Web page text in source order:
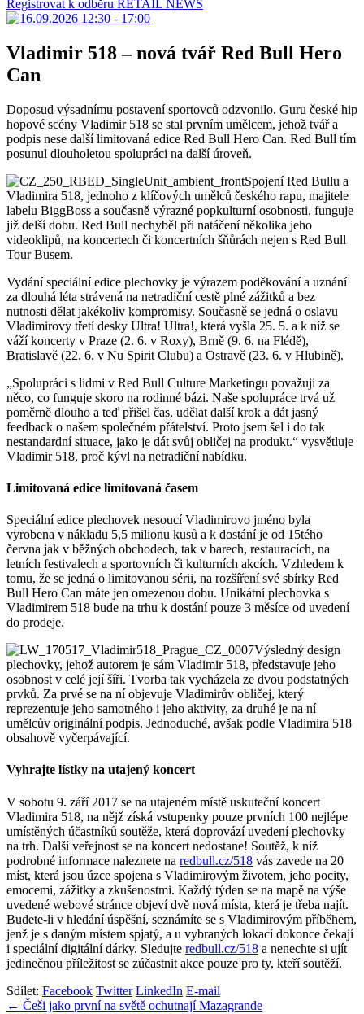
Registrovat k odběru RETAIL NEWS
Vladimir 518 – nová tvář Red Bull Hero
Can
Doposud výsadnímu postavení sportovců odzvonilo. Guru české hip
hopové scény Vladimir 518 se stal prvním umělcem, jehož tvář a
podpis nese další limitovaná edice Red Bull Hero Can. Red Bull tím
posunul dlouholetou spolupráci na další úroveň.
Spojení Red Bullu a
Vladimira 518, jednoho z klíčových umělců českého rapu, majitele
labelu BiggBoss a současně výrazné popkulturní osobnosti, funguje
již delší dobu. Red Bull nechyběl při natáčení několika jeho
videoklipů, na koncertech či koncertních šňůrách nejen s Red Bull
Tour Busem.
Vydání speciální edice plechovky je výrazem poděkování a uznání
za dlouhá léta strávená na netradiční cestě plné zážitků a bez
nutnosti dělat jakékoliv kompromisy. Současně se jedná o oslavu
Vladimirovy třetí desky Ultra! Ultra!, která vyšla 25. 5. a k níž se
váží koncerty v Praze (2. 6. v Roxy), Brně (9. 6. na Flédě),
Bratislavě (22. 6. v Nu Spirit Clubu) a Ostravě (23. 6. v Hlubině).
„Spolupráci s lidmi v Red Bull Culture Marketingu považuji za
něco, co funguje skoro na rodinné bázi. Naše spolupráce trvá už
poměrně dlouho a teď přišel čas, udělat další krok a dát jasný
feedback o našem společném přátelství. Proto jsem šel i do tak
nestandardní situace, jako je dát svůj obličej na produkt.“ vysvětluje
Vladimir 518, proč kývl na netradiční nabídku.
Limitovaná edice limitovaná časem
Speciální edice plechovek nesoucí Vladimirovo jméno byla
vyrobena v nákladu 5,5 milionu kusů a k dostání je od 15tého
června jak v běžných obchodech, tak v barech, restauracích, na
letních festivalech a sportovních či kulturních akcích. Vzhledem k
tomu, že se jedná o limitovanou sérii, na rozšíření své sbírky Red
Bull Hero Can máte jen omezenou dobu. Unikátní plechovka s
Vladimirem 518 bude na trhu k dostání pouze 3 měsíce od uvedení
do prodeje.
Výsledný design
plechovky, jehož autorem je sám Vladimir 518, představuje jeho
osobnost v celé její šíři. Tvorba tak vycházela ze dvou podstatných
prvků. Za prvé se na ní objevuje Vladimirův obličej, který
reprezentuje jeho samotného i jeho aktivity, za druhé je na ní
umělcův originální podpis. Jednoduché, avšak podle Vladimira 518
obsahově vyčerpávající.
Vyhrajte lístky na utajený koncert
V sobotu 9. září 2017 se na utajeném místě uskuteční koncert
Vladimira 518, na nějž získá vstupenky pouze prvních 100 nejlépe
umístěných účastníků soutěže, která doprovází uvedení plechovky
na trh. Další veřejnost se na koncert nedostane! Soutěž, k níž
podrobné informace naleznete na redbull.cz/518 vás zavede na 20
míst, která jsou úzce spojena s Vladimirovým životem, jeho pocity,
emocemi, zážitky a zkušenostmi. Každý týden se na mapě na výše
uvedené webové stránce objeví dvě nová místa, která je třeba najít.
Budete-li v hledání úspěšní, seznámíte se s Vladimirovým příběhem,
jenž je s daným místem spjatý, a u vybraných lokací dokonce čekají
i speciální digitální dárky. Sledujte redbull.cz/518 a nenechte si ujít
jedinečnou příležitost se zúčastnit akce pouze pro ty, kteří soutěží.
Sdílet: Facebook Twitter LinkedIn E-mail
Navigace
← Češi jako první na světě ochutnají Mazagrande